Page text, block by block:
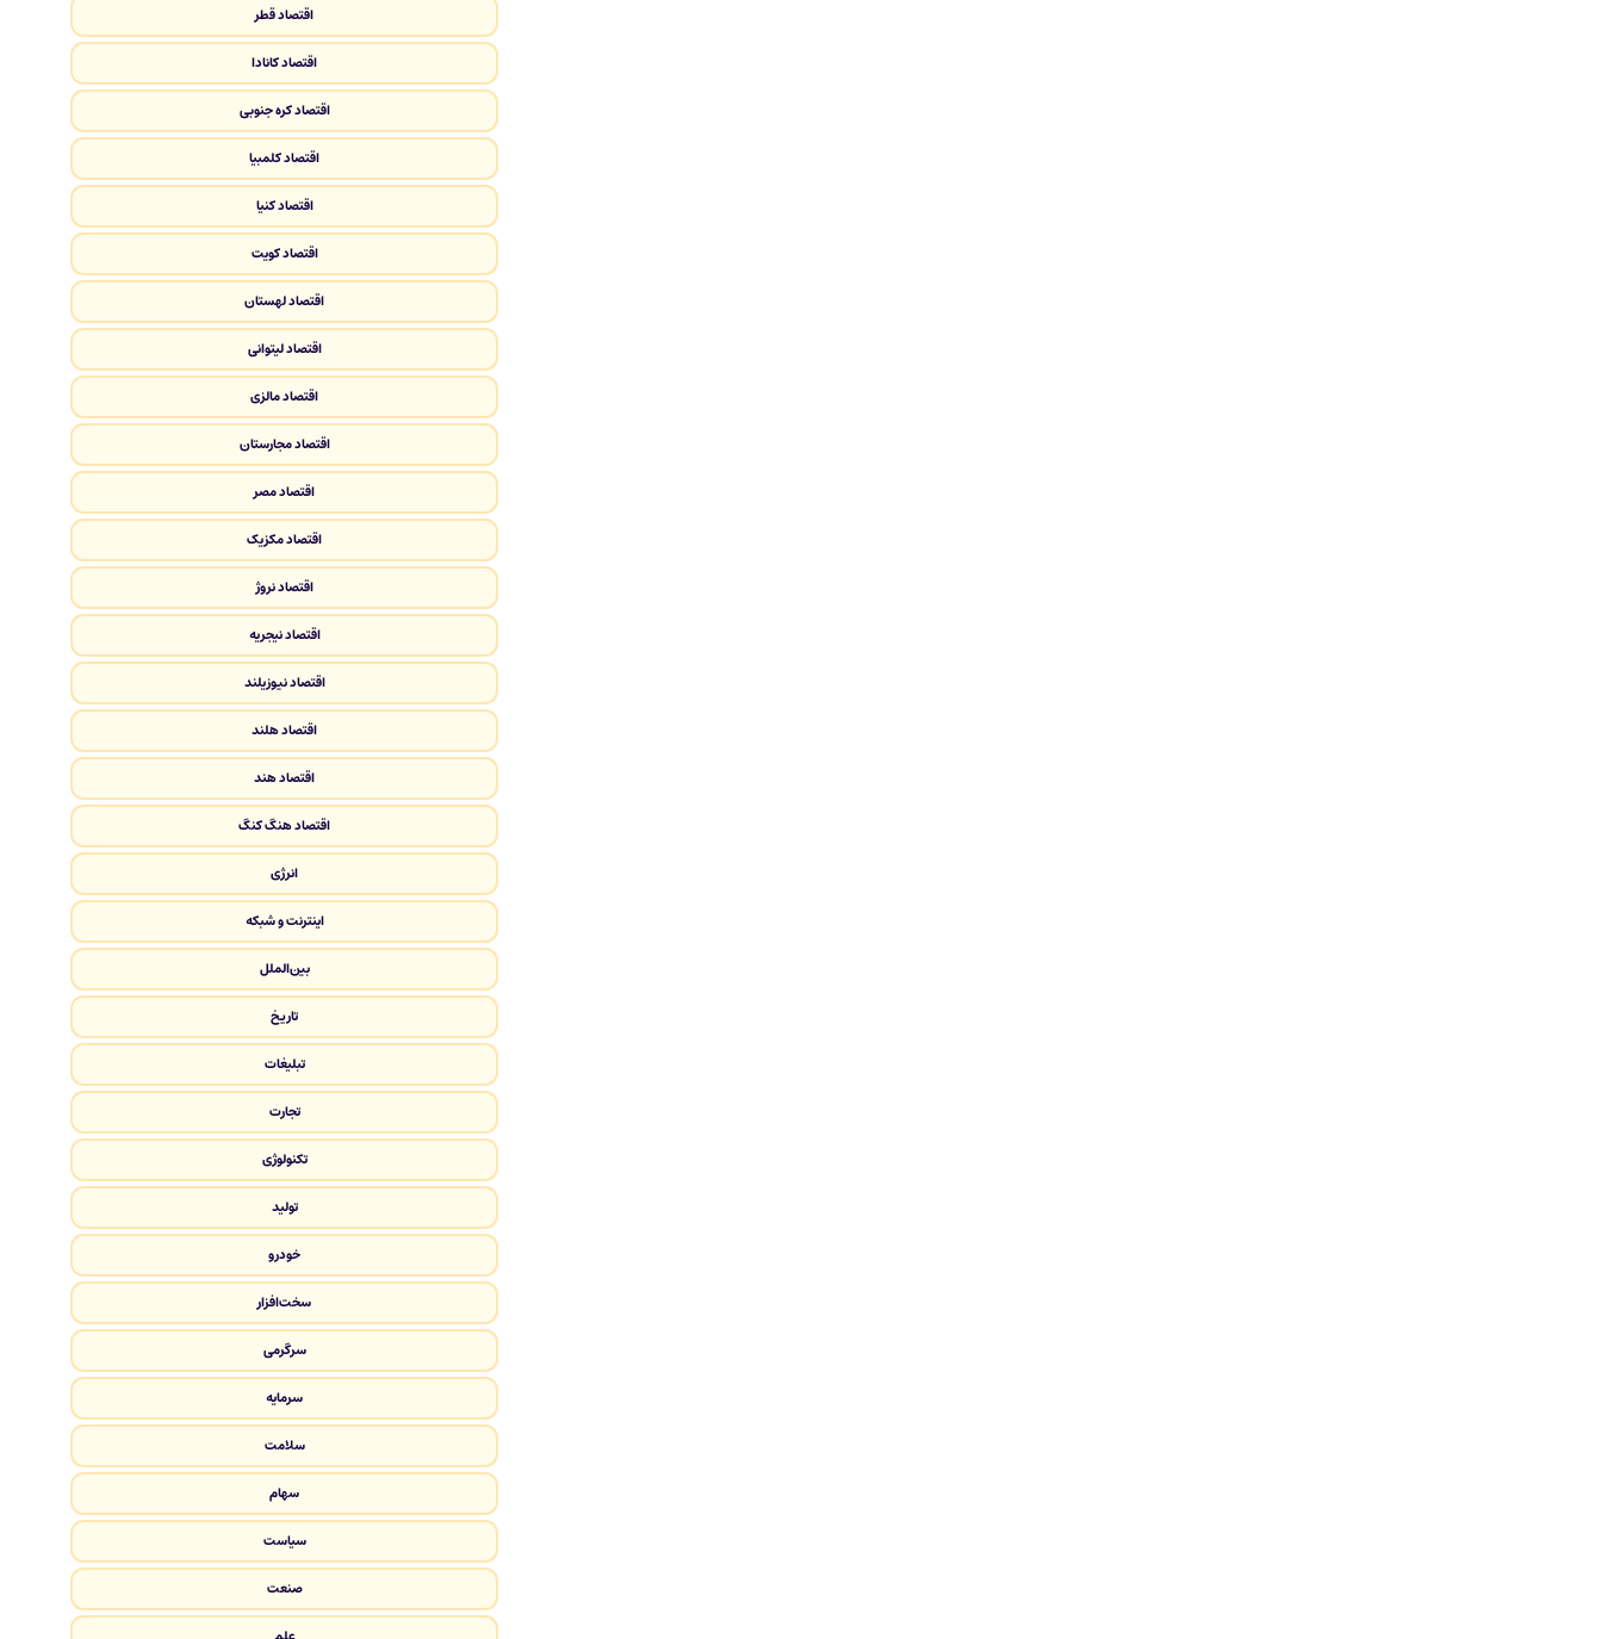
اقتصاد قطر
اقتصاد کانادا
اقتصاد کره جنوبی
اقتصاد کلمبیا
اقتصاد کنیا
اقتصاد کویت
اقتصاد لهستان
اقتصاد لیتوانی
اقتصاد مالزی
اقتصاد مجارستان
اقتصاد مصر
اقتصاد مکزیک
اقتصاد نروژ
اقتصاد نیجریه
اقتصاد نیوزیلند
اقتصاد هلند
اقتصاد هند
اقتصاد هنگ کنگ
انرژی
اینترنت و شبکه
بین‌الملل
تاریخ
تبلیغات
تجارت
تکنولوژی
تولید
خودرو
سخت‌افزار
سرگرمی
سرمایه
سلامت
سهام
سیاست
صنعت